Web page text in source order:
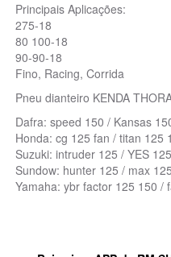
Principais Aplicações:
275-18
80 100-18
90-90-18
Fino, Racing, Corrida
Pneu dianteiro KENDA
Dafra: speed 150 / Kansas
Honda: cg 125 fan / titan 125
Suzuki: intruder 125 / YES 125
Sundow: hunter 125 / max 125
Yamaha: ybr factor 125 150 /